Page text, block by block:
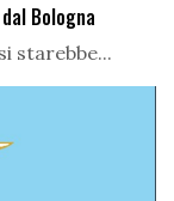
Bologna
starebbe...